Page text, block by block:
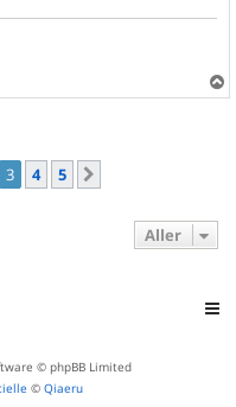
a
3 4 5
Aller
© phpBB Limited
© Qiaeru